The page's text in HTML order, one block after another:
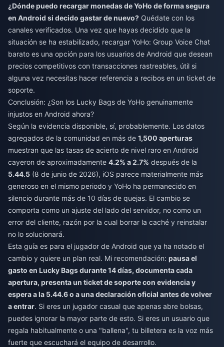
¿Dónde puedo recargar monedas de YoHo de forma segura
en Android si decido gastar de nuevo? Quédate con los
canales verificados. Una vez que hayas decidido que la
situación se ha estabilizado, recargar YoHo: Group Voice Chat
barato es una opción para los usuarios de Android que desean
precios competitivos con transacciones rastreables, útil si
alguna vez necesitas hacer referencia a recibos en un ticket de
soporte.
Conclusión: ¿Son los Lucky Bags de YoHo genuinamente
injustos en Android ahora?
Según la evidencia disponible, sí, probablemente. Los datos
agregados de la comunidad en más de 1,500 aperturas
muestran que las tasas de acierto de nivel raro en Android
cayeron de aproximadamente 4.2% a 2.7% después de la
5.44.5 (8 de junio de 2026), iOS parece materialmente más
generoso en el mismo periodo y YoHo ha permanecido en
silencio durante más de 10 días de quejas. El cambio se
comporta como un ajuste del lado del servidor, no como un
error del cliente, razón por la cual borrar la caché y reinstalar
no lo solucionará.
Esta guía es para el jugador de Android que ya ha notado el
cambio y quiere un plan real. Mi recomendación: pausa el
gasto en Lucky Bags durante 14 días, documenta cada
apertura, presenta un ticket de soporte con evidencia y
espera a la 5.44.6 o a una declaración oficial antes de volver
a entrar. Si eres un jugador casual que apenas abre bolsas,
puedes ignorar la mayor parte de esto. Si eres un usuario que
regala habitualmente o una "ballena", tu billetera es la voz más
fuerte que escuchará el equipo de desarrollo.